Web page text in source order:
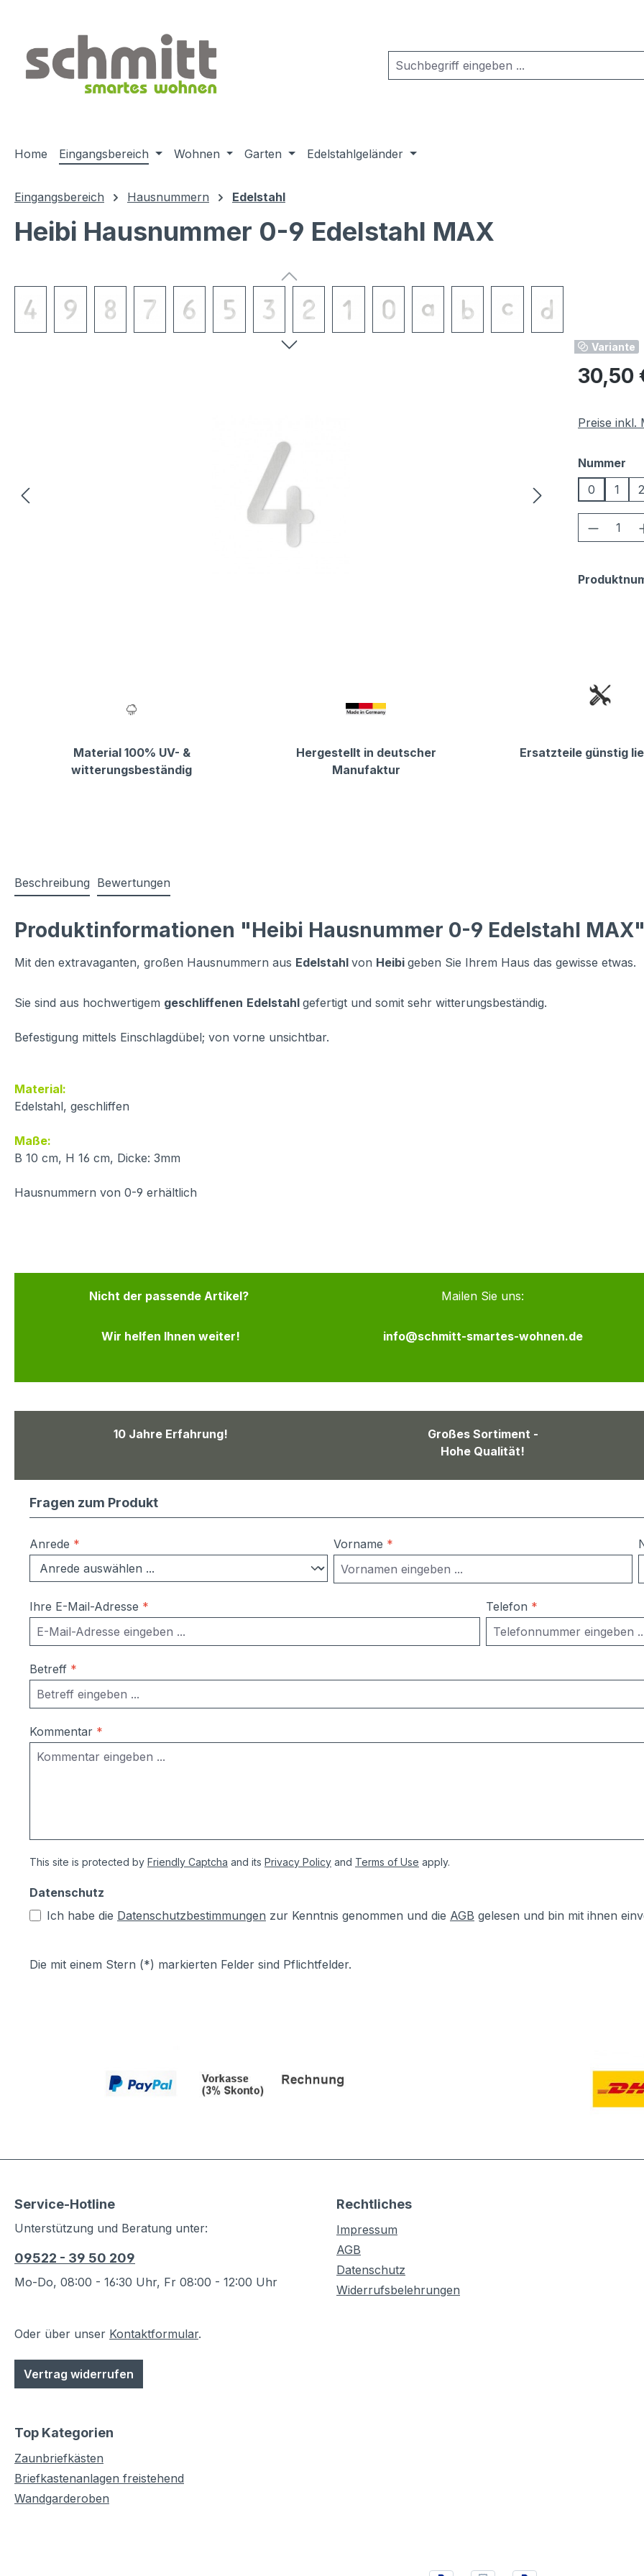
Home Eingangsbereich Wohnen Garten Edelstahlgeländer
Eingangsbereich Hausnummern Edelstahl
Heibi Hausnummer 0-9 Edelstahl MAX
Variante
Regulärer
30,50
Preise inkl.
Nummer
0
1 2
Material 100% UV- &
witterungsbeständig
Hergestellt in deutscher
Manufaktur
Ersatzteile günstig
Beschreibung Bewertungen
Produktinformationen "Heibi Hausnummer 0-9 Edelstahl MAX"
Mit den extravaganten, großen Hausnummern aus Edelstahl von Heibi geben Sie Ihrem Haus das gewisse etwas.
Sie sind aus hochwertigem geschliffenen Edelstahl gefertigt und somit sehr witterungsbeständig.
Befestigung mittels Einschlagdübel; von vorne unsichtbar.
Material:
Edelstahl, geschliffen
Maße:
B 10 cm, H 16 cm, Dicke: 3mm
Hausnummern von 0-9 erhältlich
Nicht der passende Artikel?
Wir helfen Ihnen weiter!
Mailen Sie uns:
info@schmitt-smartes-wohnen.de
10 Jahre Erfahrung!
Großes Sortiment -
Hohe Qualität!
Fragen zum Produkt
Anrede * Vorname *
Ihre E-Mail-Adresse * Telefon *
Betreff *
Kommentar *
This site is protected by Friendly Captcha and its Privacy Policy and Terms of Use apply.
Datenschutz
Ich habe die Datenschutzbestimmungen zur Kenntnis genommen und die AGB gelesen und bin mit ihnen
Die mit einem Stern (*) markierten Felder sind Pflichtfelder.
Service-Hotline
Unterstützung und Beratung unter:
09522 - 39 50 209
Mo-Do, 08:00 - 16:30 Uhr, Fr 08:00 - 12:00 Uhr
Oder über unser Kontaktformular.
Vertrag widerrufen
Rechtliches
Impressum
AGB
Datenschutz
Widerrufsbelehrungen
Top Kategorien
Zaunbriefkästen
Briefkastenanlagen freistehend
Wandgarderoben